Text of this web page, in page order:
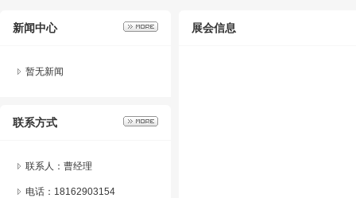
新闻中心
暂无新闻
联系方式
联系人：曹经理
电话：18162903154
展会信息